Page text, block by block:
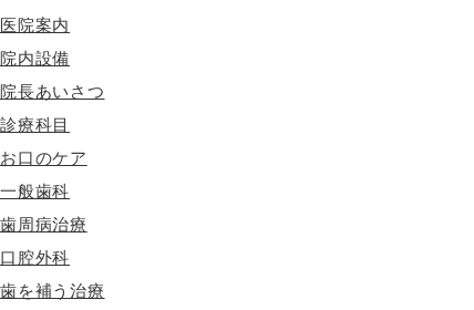
医院案内
院内設備
院長あいさつ
診療科目
お口のケア
一般歯科
歯周病治療
口腔外科
歯を補う治療